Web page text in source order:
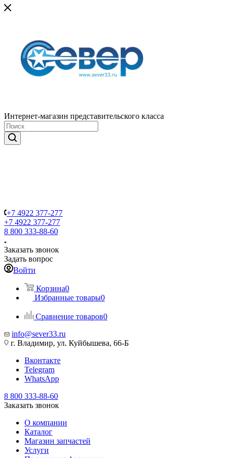
Интернет-магазин представительского класса
+7 4922 377-277
+7 4922 377-277
8 800 333-88-60
Заказать звонок
Задать вопрос
Войти
Корзина0
Избранные товары0
Сравнение товаров0
info@sever33.ru
г. Владимир, ул. Куйбышева, 66-Б
Вконтакте
Telegram
WhatsApp
8 800 333-88-60
Заказать звонок
О компании
Каталог
Магазин запчастей
Услуги